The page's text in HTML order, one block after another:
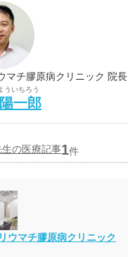
マチ膠原病クリニック 院長
ういちろう
陽一郎
生の医療記事1件
ウマチ膠原病クリニック